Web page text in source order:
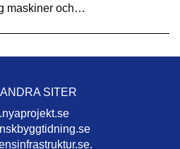
maskiner och…
SITER